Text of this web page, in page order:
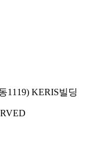
1119) KERIS빌딩